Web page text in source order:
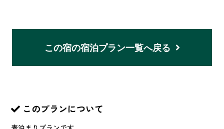
この宿の宿泊プラン一覧へ戻る
このプランについて